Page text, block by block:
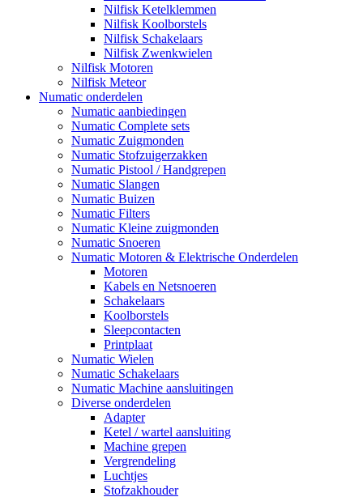
Nilfisk Ketelklemmen
Nilfisk Koolborstels
Nilfisk Schakelaars
Nilfisk Zwenkwielen
Nilfisk Motoren
Nilfisk Meteor
Numatic onderdelen
Numatic aanbiedingen
Numatic Complete sets
Numatic Zuigmonden
Numatic Stofzuigerzakken
Numatic Pistool / Handgrepen
Numatic Slangen
Numatic Buizen
Numatic Filters
Numatic Kleine zuigmonden
Numatic Snoeren
Numatic Motoren & Elektrische Onderdelen
Motoren
Kabels en Netsnoeren
Schakelaars
Koolborstels
Sleepcontacten
Printplaat
Numatic Wielen
Numatic Schakelaars
Numatic Machine aansluitingen
Diverse onderdelen
Adapter
Ketel / wartel aansluiting
Machine grepen
Vergrendeling
Luchtjes
Stofzakhouder